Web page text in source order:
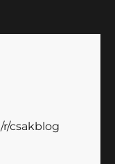
/r/csakblog